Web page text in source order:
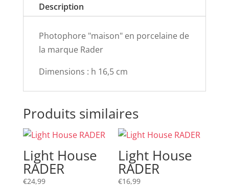
Description
Photophore "maison" en porcelaine de
la marque Rader
Dimensions : h 16,5 cm
Produits similaires
Light House
RADER
€24,99
Light House
RADER
€16,99